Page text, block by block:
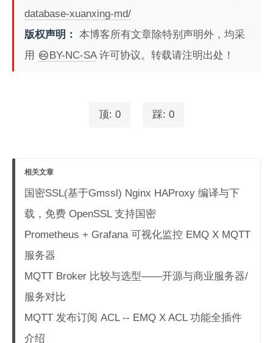
database-xuanxing-md/
版权声明： 本博客所有文章除特别声明外，均采
用
BY-NC-SA许可协议。转载请注明出处！
顶: 0 踩: 0
相关文章
国密SSL(基于Gmssl) Nginx HAProxy 编译与下
载，免费 OpenSSL 支持国密
Prometheus + Grafana 可视化监控 EMQ X MQTT
服务器
MQTT Broker 比较与选型——开源与商业服务器/
服务对比
MQTT 发布订阅 ACL -- EMQ X ACL 功能全插件
介绍